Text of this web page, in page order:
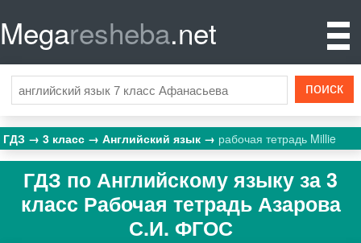
Megaresheba.net
ГДЗ 3 класс Английский язык рабочая тетрадь Millie
ГДЗ по Английскому языку за 3
класс Рабочая тетрадь Азарова
С.И. ФГОС